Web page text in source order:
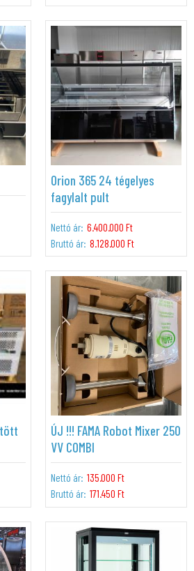
Orion 365 24 tégelyes
fagylalt pult
Nettó ár: 6.400.000 Ft
Bruttó ár: 8.128.000 Ft
ÚJ !!! FAMA Robot Mixer 250
VV COMBI
Nettó ár: 135.000 Ft
Bruttó ár: 171.450 Ft